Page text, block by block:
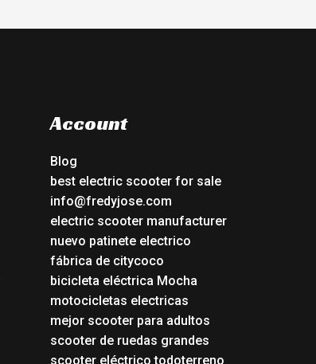
Account
Blog
best electric scooter for sale
info@fredyjose.com
electric scooter manufacturer
nuevo patinete electrico
fábrica de citycoco
bicicleta eléctrica Mocha
motocicletas electricas
mejor scooter para adultos
scooter de ruedas grandes
scooter eléctrico todoterreno